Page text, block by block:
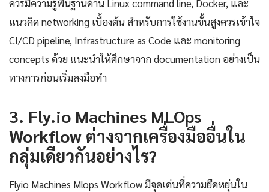
ควรมีความรู้พื้นฐานด้าน Linux command line, Docker, และ
แนวคิด networking เบื้องต้น สำหรับการใช้งานขั้นสูงควรเข้าใจ
CI/CD pipeline, Infrastructure as Code และ monitoring
concepts ด้วย แนะนำให้ศึกษาจาก documentation อย่างเป็น
ทางการก่อนเริ่มลงมือทำ
3. Fly.io Machines MLOps
Workflow ต่างจากเครื่องมืออื่นใน
กลุ่มเดียวกันอย่างไร?
Flyio Machines Mlops Workflow มีจุดเด่นที่ความยืดหยุ่นใน